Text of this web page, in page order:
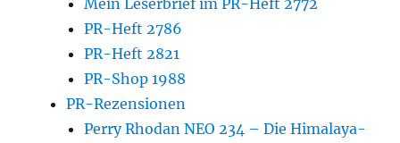
Mein Leserbrief im PR-Heft 2772
PR-Heft 2786
PR-Heft 2821
PR-Shop 1988
PR-Rezensionen
Perry Rhodan NEO 234 – Die Himalaya-